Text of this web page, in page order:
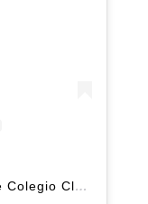
Una publicación compartida de Colegio Claret | Alto Hatillo (@clarethatillo)